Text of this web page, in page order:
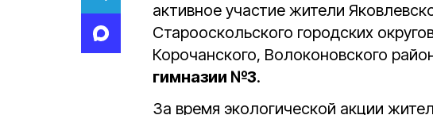
активное участие жители
Старооскольского городских
Корочанского, Волоконовского
гимназии №3.
За время экологической акции